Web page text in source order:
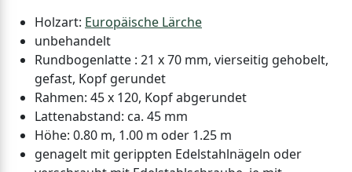
Holzart: Europäische Lärche
unbehandelt
Rundbogenlatte : 21 x 70 mm, vierseitig gehobelt,
gefast, Kopf gerundet
Rahmen: 45 x 120, Kopf abgerundet
Lattenabstand: ca. 45 mm
Höhe: 0.80 m, 1.00 m oder 1.25 m
genagelt mit gerippten Edelstahlnägeln oder